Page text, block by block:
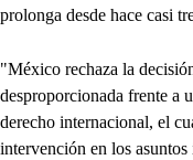
prolonga desde hace casi
"México rechaza la
desproporcionada frente a
derecho internacional, el
intervención en los